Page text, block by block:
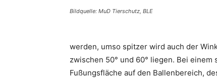
Bildquelle: MuD Tierschutz, BLE
werden, umso spitzer wird auch der
zwischen 50° und 60° liegen. Bei
Fußungsfläche auf den Ballenbereich,